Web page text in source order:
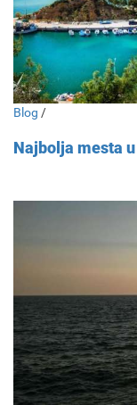
Blog /
Najbolja mesta